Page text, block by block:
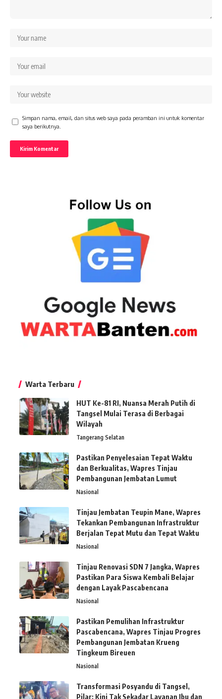
Simpan nama, email, dan situs web saya pada peramban ini untuk komentar
saya berikutnya.
Warta Terbaru
HUT Ke-81 RI, Nuansa Merah Putih di
Tangsel Mulai Terasa di Berbagai
Wilayah
Tangerang Selatan
Pastikan Penyelesaian Tepat Waktu
dan Berkualitas, Wapres Tinjau
Pembangunan Jembatan Lumut
Nasional
Tinjau Jembatan Teupin Mane, Wapres
Tekankan Pembangunan Infrastruktur
Berjalan Tepat Mutu dan Tepat Waktu
Nasional
Tinjau Renovasi SDN 7 Jangka, Wapres
Pastikan Para Siswa Kembali Belajar
dengan Layak Pascabencana
Nasional
Pastikan Pemulihan Infrastruktur
Pascabencana, Wapres Tinjau Progres
Pembangunan Jembatan Krueng
Tingkeum Bireuen
Nasional
Transformasi Posyandu di Tangsel,
Pilar: Kini Tak Sekadar Layanan Ibu dan